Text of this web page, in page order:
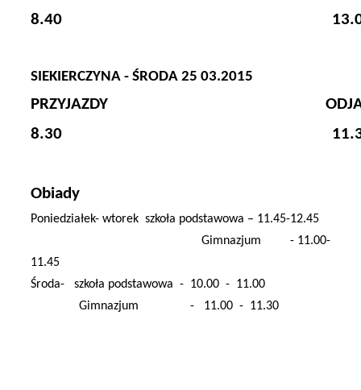
8.40
SIEKIERCZYNA - ŚRODA 25 03.2015
PRZYJAZDY
8.30
Obiady
Poniedziałek- wtorek szkoła podstawowa – 11.45-12.45
Gimnazjum
- 11.00-
11.45
Środa-
szkoła podstawowa - 10.00 - 11.00
Gimnazjum
- 11.00 - 11.30